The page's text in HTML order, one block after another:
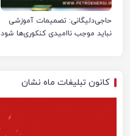
حاجی‌دلیگانی: تصمیمات آموزشی
نباید موجب ناامیدی کنکوری‌ها شود
کانون تبلیغات ماه نشان